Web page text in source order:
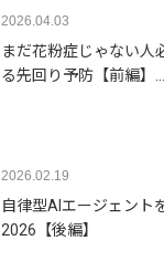
2026.04.03
まだ花粉症じゃない人
る先回り予防【前編】…
2026.02.19
自律型AIエージェント
2026【後編】